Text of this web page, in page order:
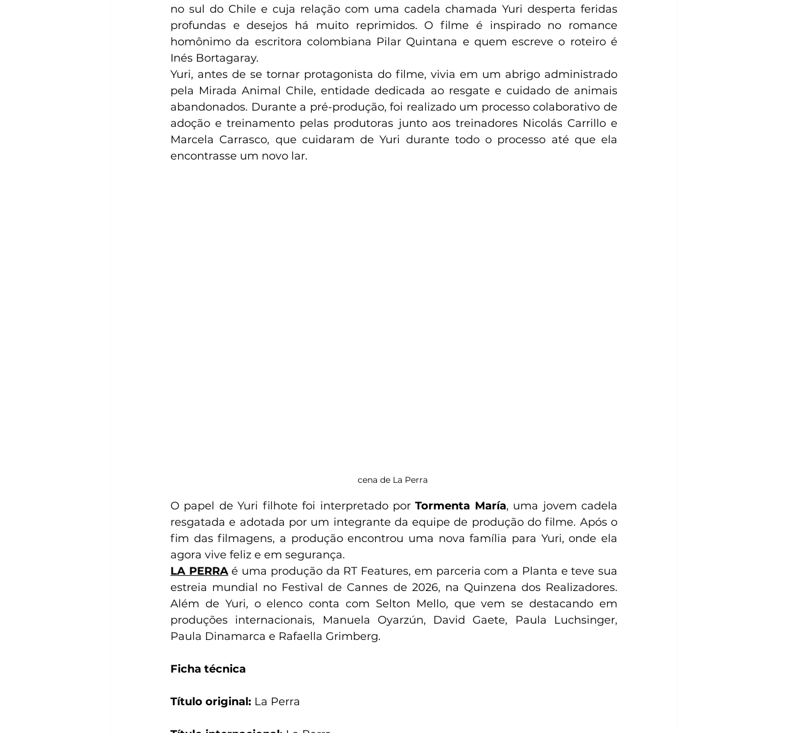
no sul do Chile e cuja relação com uma cadela chamada Yuri desperta feridas
profundas e desejos há muito reprimidos. O filme é inspirado no romance
homônimo da escritora colombiana Pilar Quintana e quem escreve o roteiro é
Inés Bortagaray.
Yuri, antes de se tornar protagonista do filme, vivia em um abrigo administrado
pela Mirada Animal Chile, entidade dedicada ao resgate e cuidado de animais
abandonados. Durante a pré-produção, foi realizado um processo colaborativo de
adoção e treinamento pelas produtoras junto aos treinadores Nicolás Carrillo e
Marcela Carrasco, que cuidaram de Yuri durante todo o processo até que ela
encontrasse um novo lar.
cena de La Perra
O papel de Yuri filhote foi interpretado por Tormenta María, uma jovem cadela
resgatada e adotada por um integrante da equipe de produção do filme. Após o
fim das filmagens, a produção encontrou uma nova família para Yuri, onde ela
agora vive feliz e em segurança.
LA PERRA é uma produção da RT Features, em parceria com a Planta e teve sua
estreia mundial no Festival de Cannes de 2026, na Quinzena dos Realizadores.
Além de Yuri, o elenco conta com Selton Mello, que vem se destacando em
produções internacionais, Manuela Oyarzún, David Gaete, Paula Luchsinger,
Paula Dinamarca e Rafaella Grimberg.
Ficha técnica
Título original: La Perra